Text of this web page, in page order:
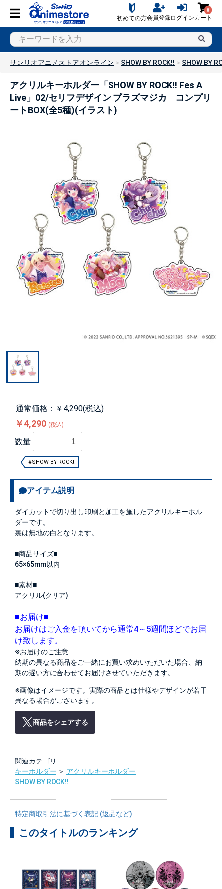
初めての方会員登録ログイン
0
カート
サンリオアニメストアオンライン SHOW BY ROCK!! SHOW BY
アクリルキーホルダー「SHOW BY ROCK!! Fes A
Live」02/セリフデザイン プラズマジカ コンプリ
ートBOX(全5種)(イラスト)
通常価格：￥4,290(税込)
￥4,290 (税込)
数量
#SHOW BY ROCK!!
アイテム説明
ダイカットで切り出し印刷と加工を施したアクリルキーホル
ダーです。
裏は無地の白となります。
■商品サイズ■
65×65mm以内
■素材■
アクリル(クリア)
■お届け■
お届けはご入金を頂いてから通常4～5週間ほどでお届
け致します。
※お届けのご注意
納期の異なる商品をご一緒にお買い求めいただいた場合、納
期の遅い方に合わせてお届けさせていただきます。
※画像はイメージです。実際の商品とは仕様やデザインが若干
異なる場合がございます。
商品をシェアする
関連カテゴリ
キーホルダー ＞ アクリルキーホルダー
SHOW BY ROCK!!
特定商取引法に基づく表記 (返品など)
このタイトルのランキング